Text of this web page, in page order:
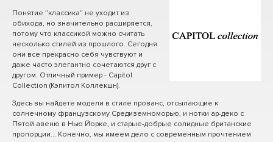
Понятие "классика" не уходит из
обихода, но значительно расширяется,
потому что классикой можно считать
несколько стилей из прошлого. Сегодня
они все прекрасно себя чувствуют и
даже часто элегантно сочетаются друг с
другом. Отличный пример - Capitol
Collection (Кэпитол Коллекшн).
Здесь вы найдете модели в стиле прованс, отсылающие к
солнечному французскому Средиземноморью, и нотки ар-деко с
Пятой авеню в Нью Йорке, и старые-добрые солидные британские
пропорции... Конечно, мы имеем дело с современным прочтением